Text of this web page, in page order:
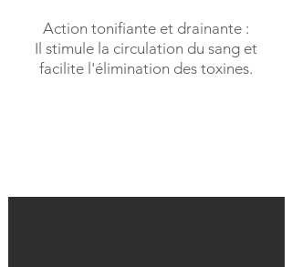
Action tonifiante et drainante :
Il stimule la circulation du sang et
facilite l'élimination des toxines.